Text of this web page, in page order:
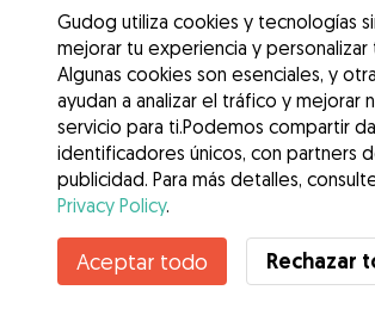
Gudog utiliza cookies y tecnologías
mejorar tu experiencia y personalizar
Algunas cookies son esenciales, y
ayudan a analizar el tráfico y mejorar
servicio para ti.Podemos compartir
identificadores únicos, con partners
publicidad. Para más detalles,
Privacy Policy.
Aceptar todo Rechazar